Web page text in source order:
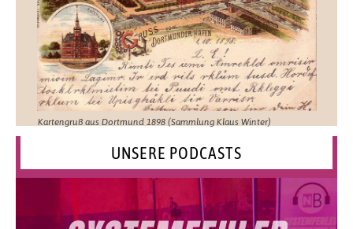
Kartengruß aus Dortmund 1898 (Sammlung Klaus Winter)
UNSERE PODCASTS